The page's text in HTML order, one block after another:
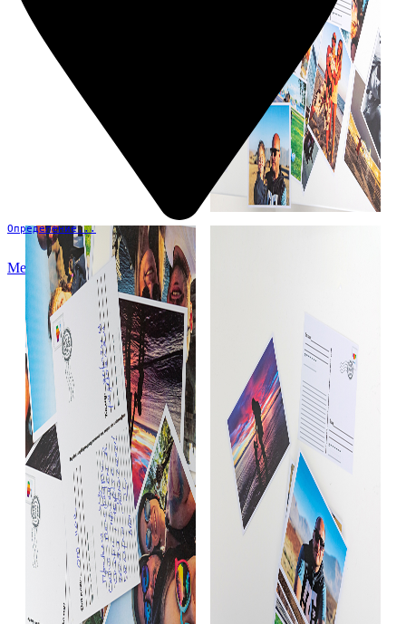
Определение...
Меню